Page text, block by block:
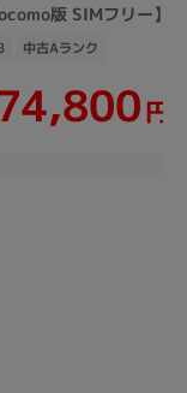
版 SIMフリー】
中古Aランク
円